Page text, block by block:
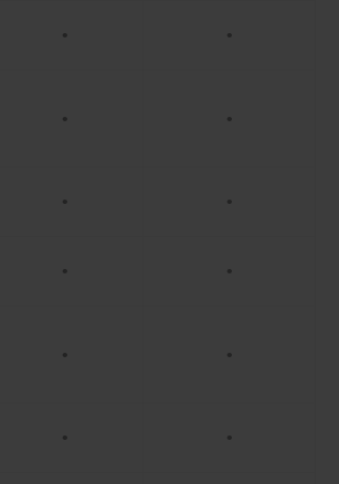
• •
• •
• •
• •
• •
• •